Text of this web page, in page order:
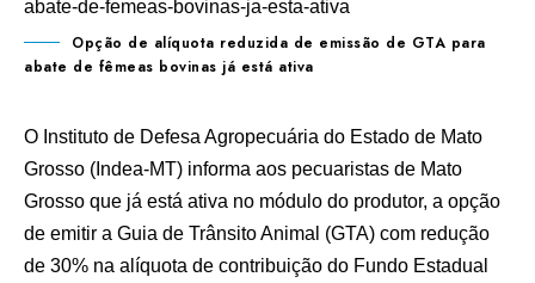
Opção de alíquota reduzida de emissão de GTA para
abate de fêmeas bovinas já está ativa
O Instituto de Defesa Agropecuária do Estado de Mato
Grosso (Indea-MT) informa aos pecuaristas de Mato
Grosso que já está ativa no módulo do produtor, a opção
de emitir a Guia de Trânsito Animal (GTA) com redução
de 30% na alíquota de contribuição do Fundo Estadual